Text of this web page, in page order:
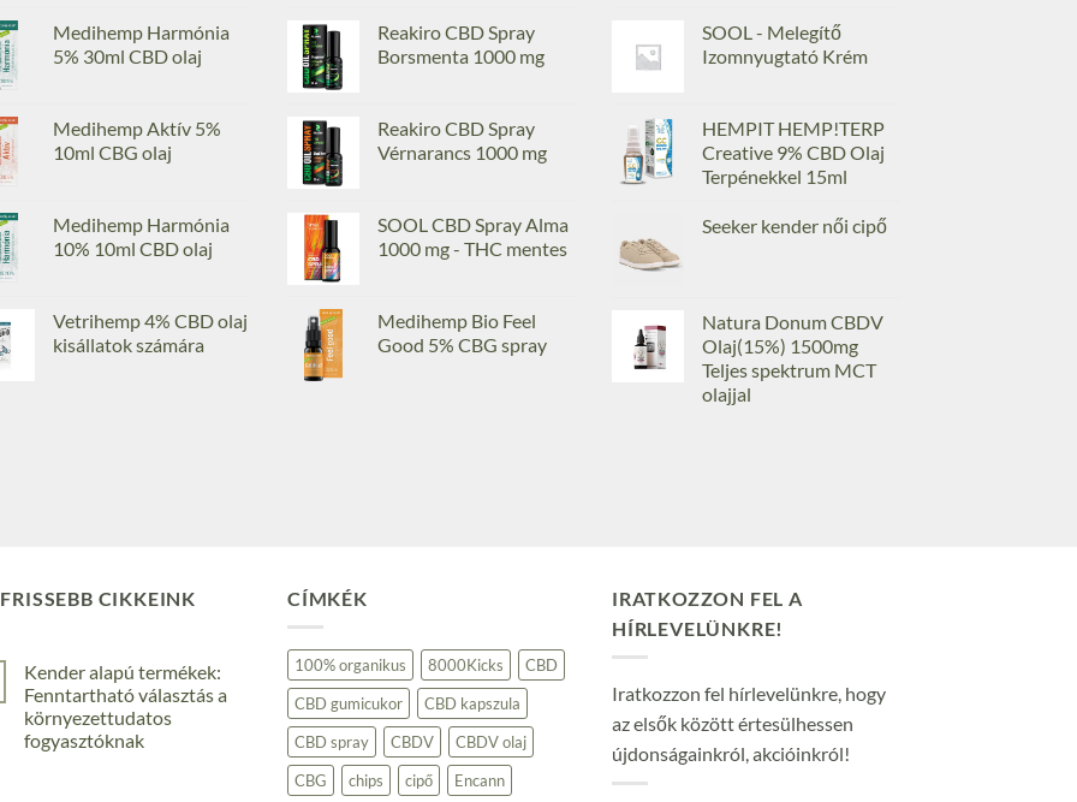
Medihemp Harmónia
5% 30ml CBD olaj
Medihemp Aktív 5%
10ml CBG olaj
Medihemp Harmónia
10% 10ml CBD olaj
Vetrihemp 4% CBD olaj
kisállatok számára
Reakiro CBD Spray
Borsmenta 1000 mg
Reakiro CBD Spray
Vérnarancs 1000 mg
SOOL CBD Spray Alma
1000 mg - THC mentes
Medihemp Bio Feel
Good 5% CBG spray
SOOL - Melegítő
Izomnyugtató Krém
HEMPIT HEMP!TERP
Creative 9% CBD Olaj
Terpénekkel 15ml
Seeker kender női cipő
Natura Donum CBDV
Olaj(15%) 1500mg
Teljes spektrum MCT
olajjal
CIKKEINK
Kender alapú termékek:
Fenntartható választás a
környezettudatos
fogyasztóknak
CÍMKÉK
100% organikus 8000Kicks
CBD
CBD gumicukor
CBD kapszula
CBD spray
CBDV
CBDV olaj
CBG
chips cipő Encann
IRATKOZZON FEL A
HÍRLEVELÜNKRE!
Iratkozzon fel hírlevelünkre, hogy
az elsők között értesülhessen
újdonságainkról, akcióinkról!